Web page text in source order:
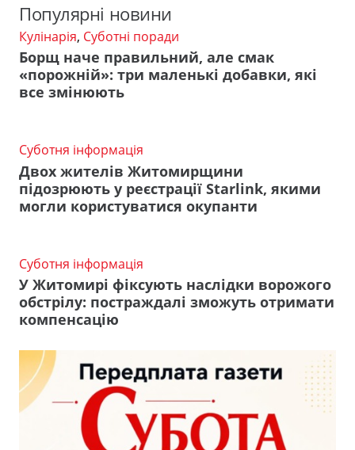
Популярні новини
Кулінарія, Суботні поради
Борщ наче правильний, але смак
«порожній»: три маленькі добавки, які
все змінюють
Суботня інформація
Двох жителів Житомирщини
підозрюють у реєстрації Starlink, якими
могли користуватися окупанти
Суботня інформація
У Житомирі фіксують наслідки ворожого
обстрілу: постраждалі зможуть отримати
компенсацію